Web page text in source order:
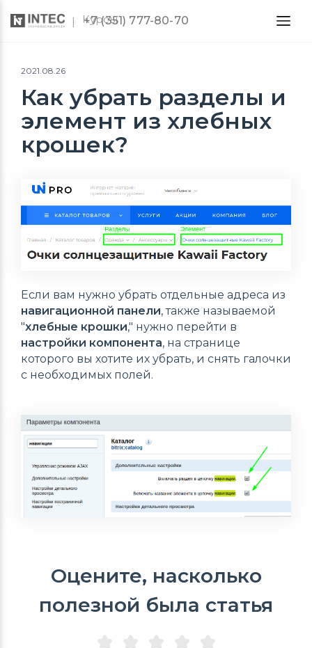
Курсы
+7 (351) 777-80-70
2021.08.26
Как убрать разделы и
элемент из хлебных
крошек?
Если вам нужно убрать отдельные адреса из
навигационной панели, также называемой
"хлебные крошки," нужно перейти в
настройки компонента, на странице
которого вы хотите их убрать, и снять галочки
с необходимых полей.
Оцените, насколько
полезной была статья